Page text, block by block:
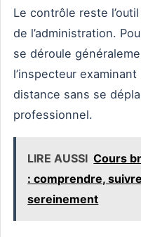
Le contrôle reste
de l’administration.
se déroule
l’inspecteur
distance sans se
professionnel.
LIRE AUSSI Cours
: comprendre,
sereinement